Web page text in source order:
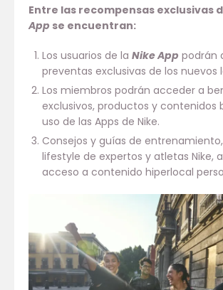
Entre las recompensas exclusivas
App se encuentran:
Los usuarios de la Nike App podrán
preventas exclusivas de los nuevos
Los miembros podrán acceder a
exclusivos, productos y contenidos
uso de las Apps de Nike.
Consejos y guías de
lifestyle de expertos y atletas Nike,
acceso a contenido hiperlocal